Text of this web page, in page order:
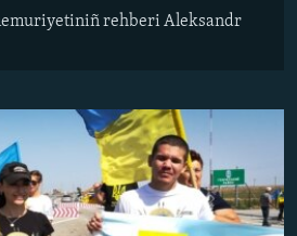
rehberi Aleksandr